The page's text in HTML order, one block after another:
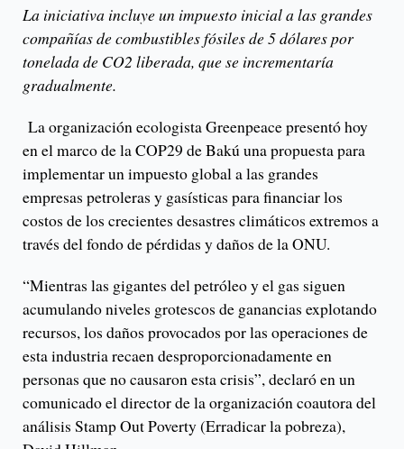
La iniciativa incluye un impuesto inicial a las grandes
compañías de combustibles fósiles de 5 dólares por
tonelada de CO2 liberada, que se incrementaría
gradualmente.
La organización ecologista Greenpeace presentó hoy
en el marco de la COP29 de Bakú una propuesta para
implementar un impuesto global a las grandes
empresas petroleras y gasísticas para financiar los
costos de los crecientes desastres climáticos extremos a
través del fondo de pérdidas y daños de la ONU.
“Mientras las gigantes del petróleo y el gas siguen
acumulando niveles grotescos de ganancias explotando
recursos, los daños provocados por las operaciones de
esta industria recaen desproporcionadamente en
personas que no causaron esta crisis”, declaró en un
comunicado el director de la organización coautora del
análisis Stamp Out Poverty (Erradicar la pobreza),